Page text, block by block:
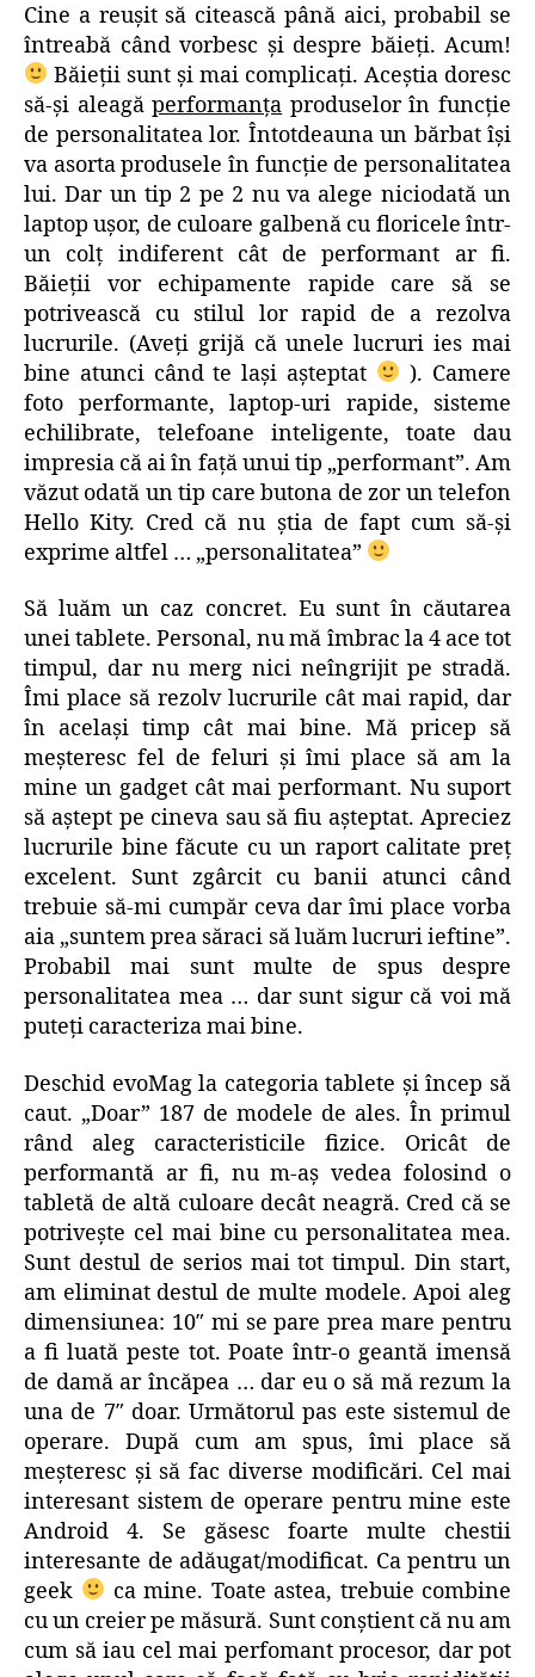
Cine a reuşit să citească până aici, probabil se
întreabă când vorbesc şi despre băieţi. Acum!
Băieţii sunt şi mai complicaţi. Aceştia doresc
să-şi aleagăperformanţa produselor în funcţie
de personalitatea lor. Întotdeauna un bărbat îşi
va asorta produsele în funcţie de personalitatea
lui. Dar un tip 2 pe 2 nu va alege niciodată un
laptop uşor, de culoare galbenă cu floricele într-
un colţ indiferent cât de performant ar fi.
Băieţii vor echipamente rapide care să se
potrivească cu stilul lor rapid de a rezolva
lucrurile. (Aveţi grijă că unele lucruri ies mai
bine atunci când te laşi aşteptat
). Camere
foto performante, laptop-uri rapide, sisteme
echilibrate, telefoane inteligente, toate dau
impresia că ai în faţă unui tip „performant”. Am
văzut odată un tip care butona de zor un telefon
Hello Kity. Cred că nu ştia de fapt cum să-şi
exprime altfel … „personalitatea”
Să luăm un caz concret. Eu sunt în căutarea
unei tablete. Personal, nu mă îmbrac la 4 ace tot
timpul, dar nu merg nici neîngrijit pe stradă.
Îmi place să rezolv lucrurile cât mai rapid, dar
în acelaşi timp cât mai bine. Mă pricep să
meşteresc fel de feluri şi îmi place să am la
mine un gadget cât mai performant. Nu suport
să aştept pe cineva sau să fiu aşteptat. Apreciez
lucrurile bine făcute cu un raport calitate preţ
excelent. Sunt zgârcit cu banii atunci când
trebuie să-mi cumpăr ceva dar îmi place vorba
aia „suntem prea săraci să luăm lucruri ieftine”.
Probabil mai sunt multe de spus despre
personalitatea mea … dar sunt sigur că voi mă
puteţi caracteriza mai bine.
Deschid evoMag la categoria tablete şi încep să
caut. „Doar” 187 de modele de ales. În primul
rând aleg caracteristicile fizice. Oricât de
performantă ar fi, nu m-aş vedea folosind o
tabletă de altă culoare decât neagră. Cred că se
potriveşte cel mai bine cu personalitatea mea.
Sunt destul de serios mai tot timpul. Din start,
am eliminat destul de multe modele. Apoi aleg
dimensiunea: 10″ mi se pare prea mare pentru
a fi luată peste tot. Poate într-o geantă imensă
de damă ar încăpea … dar eu o să mă rezum la
una de 7″ doar. Următorul pas este sistemul de
operare. După cum am spus, îmi place să
meşteresc şi să fac diverse modificări. Cel mai
interesant sistem de operare pentru mine este
Android 4. Se găsesc foarte multe chestii
interesante de adăugat/modificat. Ca pentru un
geek
ca mine. Toate astea, trebuie combine
cu un creier pe măsură. Sunt conştient că nu am
cum să iau cel mai perfomant procesor, dar pot